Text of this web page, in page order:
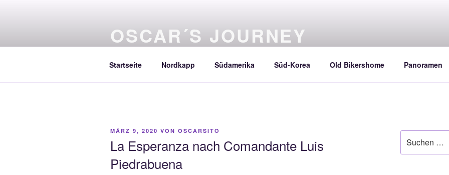
OSCAR´S JOURNEY
Startseite Nordkapp Südamerika Süd-Korea Old Bikershome Panoramen
VERÖFFENTLICHT
MÄRZ 9, 2020 VON OSCARSITO
La Esperanza nach Comandante Luis
Piedrabuena
nach: